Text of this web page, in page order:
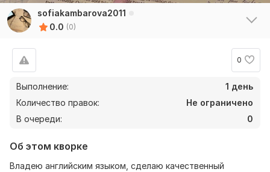
sofiakambarova2011
0.0 (0)
0
Выполнение:
1 день
Количество правок:
Не ограничено
В очереди:
0
Об этом кворке
Владею английским языком, сделаю качественный